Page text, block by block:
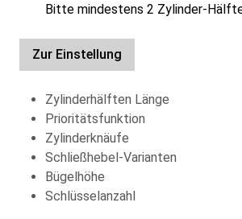
Bitte mindestens 2 Zylinder-
Zur Einstellung
Zylinderhälften Länge
Prioritätsfunktion
Zylinderknäufe
Schließhebel-Varianten
Bügelhöhe
Schlüsselanzahl